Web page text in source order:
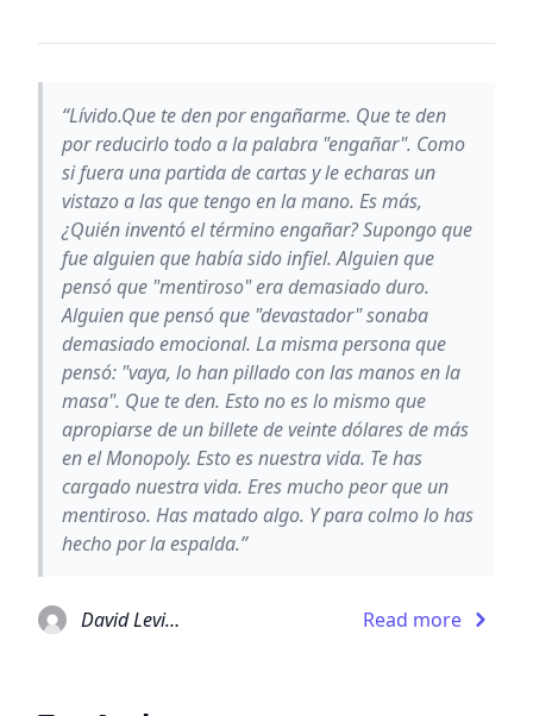
“Lívido.Que te den por engañarme. Que te den
por reducirlo todo a la palabra "engañar". Como
si fuera una partida de cartas y le echaras un
vistazo a las que tengo en la mano. Es más,
¿Quién inventó el término engañar? Supongo que
fue alguien que había sido infiel. Alguien que
pensó que "mentiroso" era demasiado duro.
Alguien que pensó que "devastador" sonaba
demasiado emocional. La misma persona que
pensó: "vaya, lo han pillado con las manos en la
masa". Que te den. Esto no es lo mismo que
apropiarse de un billete de veinte dólares de más
en el Monopoly. Esto es nuestra vida. Te has
cargado nuestra vida. Eres mucho peor que un
mentiroso. Has matado algo. Y para colmo lo has
hecho por la espalda.”
David Levithan Read more